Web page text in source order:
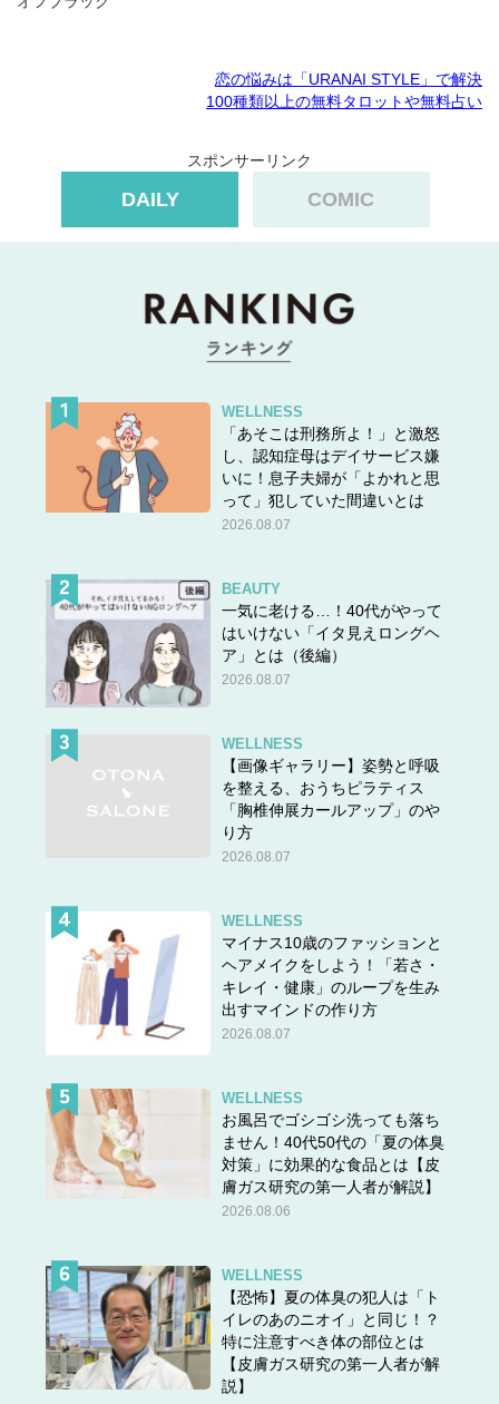
恋の悩みは「URANAI STYLE」で解決
100種類以上の無料タロットや無料占い
スポンサーリンク
DAILY COMIC
WELLNESS
「あそこは刑務所よ！」と激怒
し、認知症母はデイサービス嫌
いに！息子夫婦が「よかれと思
って」犯していた間違いとは
2026.08.07
BEAUTY
一気に老ける…！40代がやって
はいけない「イタ見えロングヘ
ア」とは（後編）
2026.08.07
WELLNESS
【画像ギャラリー】姿勢と呼吸
を整える、おうちピラティス
「胸椎伸展カールアップ」のや
り方
2026.08.07
WELLNESS
マイナス10歳のファッションと
ヘアメイクをしよう！「若さ・
キレイ・健康」のループを生み
出すマインドの作り方
2026.08.07
WELLNESS
お風呂でゴシゴシ洗っても落ち
ません！40代50代の「夏の体臭
対策」に効果的な食品とは【皮
膚ガス研究の第一人者が解説】
2026.08.06
WELLNESS
【恐怖】夏の体臭の犯人は「ト
イレのあのニオイ」と同じ！？
特に注意すべき体の部位とは
【皮膚ガス研究の第一人者が解
説】